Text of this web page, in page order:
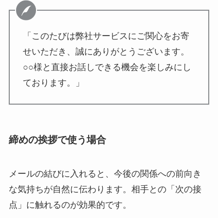
「このたびは弊社サービスにご関心をお寄
せいただき、誠にありがとうございます。
○○様と直接お話しできる機会を楽しみにし
ております。」
締めの挨拶で使う場合
メールの結びに入れると、今後の関係への前向き
な気持ちが自然に伝わります。相手との「次の接
点」に触れるのが効果的です。